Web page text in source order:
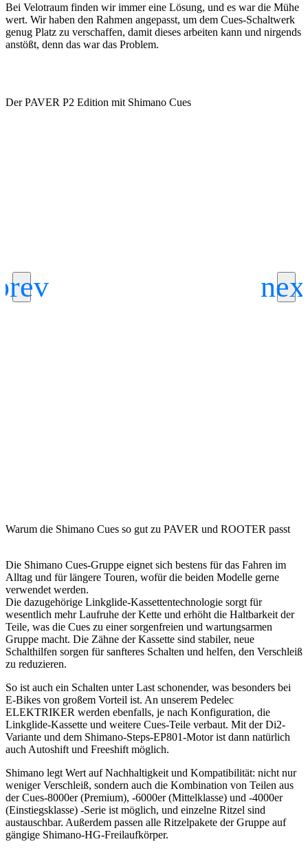
Bei Velotraum finden wir immer eine Lösung, und es war die Mühe
wert. Wir haben den Rahmen angepasst, um dem Cues-Schaltwerk
genug Platz zu verschaffen, damit dieses arbeiten kann und nirgends
anstößt, denn das war das Problem.
Der PAVER P2 Edition mit Shimano Cues
Warum die Shimano Cues so gut zu PAVER und ROOTER passt
Die Shimano Cues-Gruppe eignet sich bestens für das Fahren im
Alltag und für längere Touren, wofür die beiden Modelle gerne
verwendet werden.
Die dazugehörige Linkglide-Kassettentechnologie sorgt für
wesentlich mehr Laufruhe der Kette und erhöht die Haltbarkeit der
Teile, was die Cues zu einer sorgenfreien und wartungsarmen
Gruppe macht. Die Zähne der Kassette sind stabiler, neue
Schalthilfen sorgen für sanfteres Schalten und helfen, den Verschleiß
zu reduzieren.
So ist auch ein Schalten unter Last schonender, was besonders bei
E-Bikes von großem Vorteil ist. An unserem Pedelec
ELEKTRIKER werden ebenfalls, je nach Konfiguration, die
Linkglide-Kassette und weitere Cues-Teile verbaut. Mit der Di2-
Variante und dem Shimano-Steps-EP801-Motor ist dann natürlich
auch Autoshift und Freeshift möglich.
Shimano legt Wert auf Nachhaltigkeit und Kompatibilität: nicht nur
weniger Verschleiß, sondern auch die Kombination von Teilen aus
der Cues-8000er (Premium), -6000er (Mittelklasse) und -4000er
(Einstiegsklasse) -Serie ist möglich, und einzelne Ritzel sind
austauschbar. Außerdem passen alle Ritzelpakete der Gruppe auf
gängige Shimano-HG-Freilaufkörper.